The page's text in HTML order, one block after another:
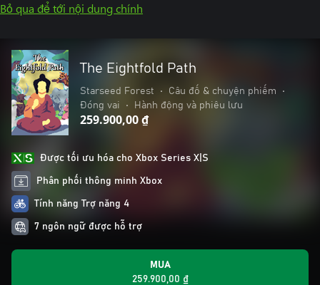
Bỏ qua để tới nội dung chính
The Eightfold Path
Starseed Forest • Câu đố & chuyện phiếm
•
Đóng vai
• Hành động và phiêu lưu
259.900,00 ₫
Được tối ưu hóa cho Xbox Series X|S
Phân phối thông minh Xbox
Tính năng Trợ năng 4
7 ngôn ngữ được hỗ trợ
MUA
259.900,00 ₫